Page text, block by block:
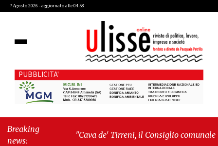
7 Agosto 2026 - aggiornato alle 04:58
PUBBLICITA'
Breaking
news:
"Cava de' Tirreni, il Consiglio comunale